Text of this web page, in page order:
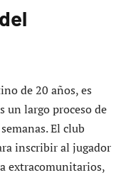
de 20 años, es
un largo proceso de
El club
inscribir al jugador
extracomunitarios,